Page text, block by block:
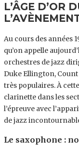
L’ÂGE D’OR
Au cours des années
qu’on appelle
orchestres de jazz
Duke Ellington,
très populaires. À
clarinette dans les
l’épreuve avec
de jazz
Le saxophone :